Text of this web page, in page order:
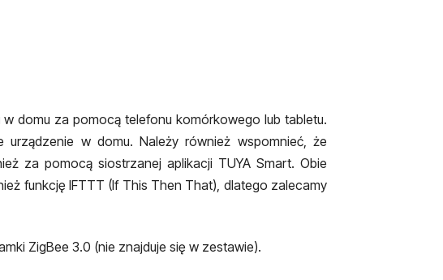
w domu za pomocą telefonu komórkowego lub tabletu.
urządzenie w domu.Należy również wspomnieć, że
za pomocą siostrzanej aplikacji TUYA Smart. Obie
funkcję IFTTT (If This Then That), dlatego zalecamy
ZigBee 3.0 (nie znajduje się w zestawie).